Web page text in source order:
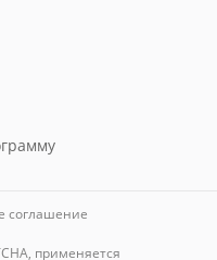
соглашение
применяется